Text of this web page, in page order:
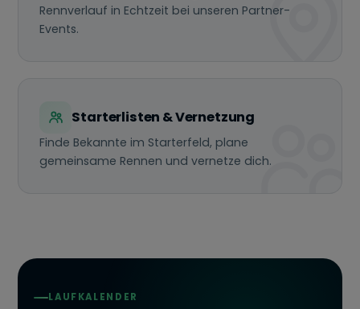
Rennverlauf in Echtzeit bei unseren Partner-
Events.
Starterlisten & Vernetzung
Finde Bekannte im Starterfeld, plane
gemeinsame Rennen und vernetze dich.
LAUFKALENDER